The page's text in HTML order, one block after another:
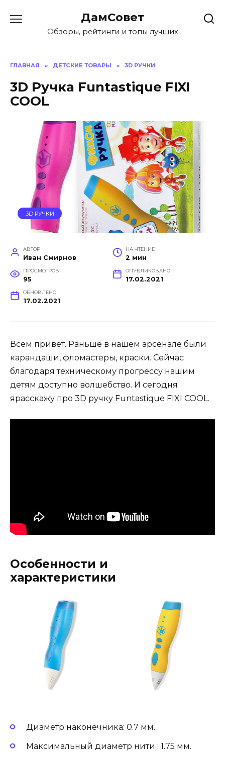
содержанию
ДамСовет
Обзоры, рейтинги и топы лучших
ГЛАВНАЯ » ДЕТСКИЕ ТОВАРЫ » 3D РУЧКИ
3D Ручка Funtastique FIXI
COOL
3D РУЧКИ
АВТОР
Иван Смирнов
НА ЧТЕНИЕ
2 мин
ПРОСМОТРОВ
95
ОПУБЛИКОВАНО
17.02.2021
ОБНОВЛЕНО
17.02.2021
Всем привет. Раньше в нашем арсенале были
карандаши, фломастеры, краски. Сейчас
благодаря техническому прогрессу нашим
детям доступно волшебство. И сегодня
ярасскажу про 3D ручку Funtastique FIXI COOL.
Особенности и
характеристики
Диаметр наконечника: 0.7 мм.
Максимальный диаметр нити : 1.75 мм.